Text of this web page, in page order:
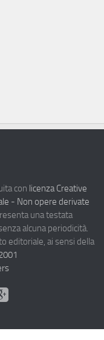
con licenza Creative
- Non opere derivate
una testata
alcuna periodicità.
editoriale, ai sensi della